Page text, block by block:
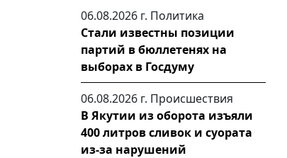
06.08.2026 г. Политика
Стали известны позиции
партий в бюллетенях на
выборах в Госдуму
06.08.2026 г. Происшествия
В Якутии из оборота изъяли
400 литров сливок и суората
из-за нарушений